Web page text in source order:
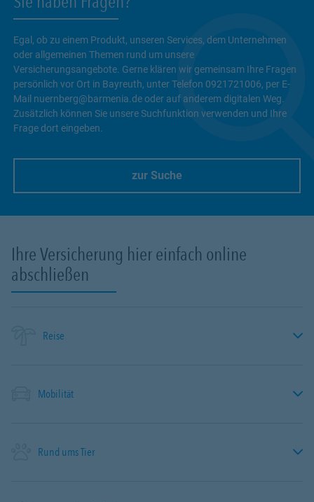
Egal, ob zu einem Produkt, unseren Services, dem Unternehmen
oder allgemeinen Themen rund um unsere
Versicherungsangebote. Gerne klären wir gemeinsam Ihre Fragen
persönlich vor Ort in Bayreuth, unter Telefon 0921721006, per E-
Mail nuernberg@barmenia.de oder auf anderem digitalen Weg.
Zusätzlich können Sie unsere Suchfunktion verwenden und Ihre
Frage dort eingeben.
zur Suche
Ihre Versicherung hier einfach online
abschließen
Reise
Mobilität
Rund ums Tier